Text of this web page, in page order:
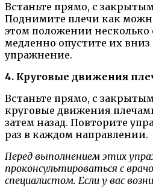
Встаньте прямо, с
Поднимите плечи как
этом положении несколько
медленно опустите их
упражнение.
4. Круговые движения
Встаньте прямо, с
круговые движения
затем назад. Повторите
раз в каждом направлении.
Перед выполнением этих
проконсультироваться с
специалистом. Если у вас